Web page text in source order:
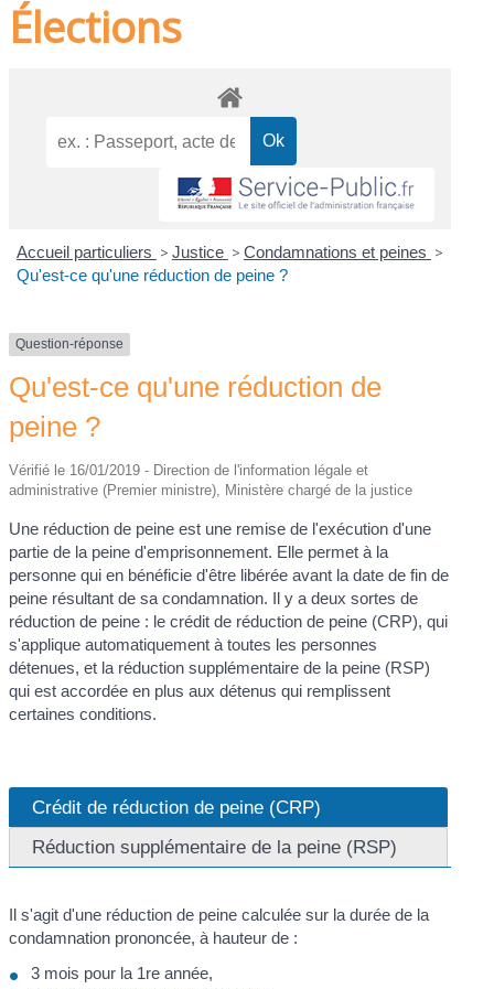
Élections
Accueil particuliers > Justice > Condamnations et peines >
Qu'est-ce qu'une réduction de peine ?
Question-réponse
Qu'est-ce qu'une réduction de
peine ?
Vérifié le 16/01/2019 - Direction de l'information légale et
administrative (Premier ministre), Ministère chargé de la justice
Une réduction de peine est une remise de l'exécution d'une
partie de la peine d'emprisonnement. Elle permet à la
personne qui en bénéficie d'être libérée avant la date de fin de
peine résultant de sa condamnation. Il y a deux sortes de
réduction de peine : le crédit de réduction de peine (CRP), qui
s'applique automatiquement à toutes les personnes
détenues, et la réduction supplémentaire de la peine (RSP)
qui est accordée en plus aux détenus qui remplissent
certaines conditions.
Crédit de réduction de peine (CRP)
Réduction supplémentaire de la peine (RSP)
Il s'agit d'une réduction de peine calculée sur la durée de la
condamnation prononcée, à hauteur de :
3 mois pour la 1re année,